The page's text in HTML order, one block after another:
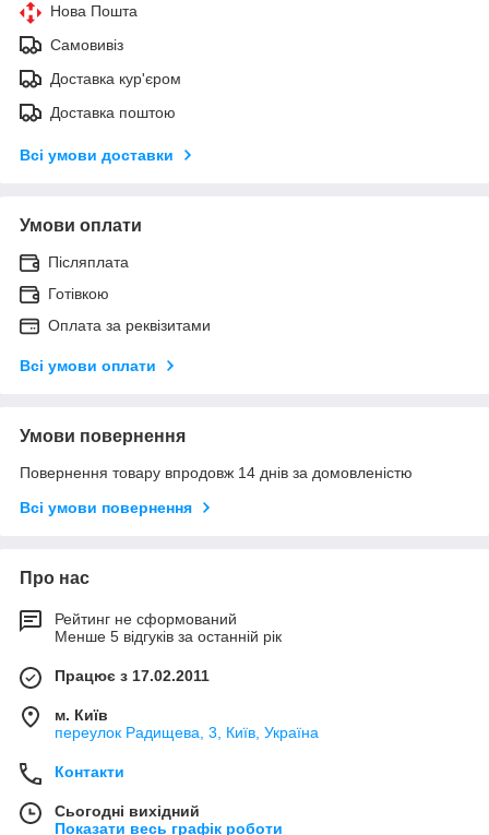
Нова Пошта
Самовивіз
Доставка кур'єром
Доставка поштою
Всі умови доставки
Умови оплати
Післяплата
Готівкою
Оплата за реквізитами
Всі умови оплати
Умови повернення
Повернення товару впродовж 14 днів за домовленістю
Всі умови повернення
Про нас
Рейтинг не сформований
Менше 5 відгуків за останній рік
Працює з 17.02.2011
м. Київ
переулок Радищева, 3, Київ, Україна
Контакти
Сьогодні вихідний
Показати весь графік роботи